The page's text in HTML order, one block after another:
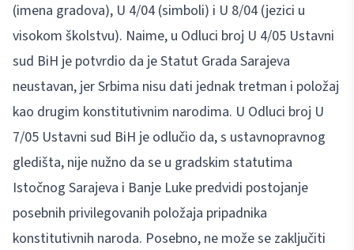
(imena gradova), U 4/04 (simboli) i U 8/04 (jezici u
visokom školstvu). Naime, u Odluci broj U 4/05 Ustavni
sud BiH je potvrdio da je Statut Grada Sarajeva
neustavan, jer Srbima nisu dati jednak tretman i položaj
kao drugim konstitutivnim narodima. U Odluci broj U
7/05 Ustavni sud BiH je odlučio da, s ustavnopravnog
gledišta, nije nužno da se u gradskim statutima
Istočnog Sarajeva i Banje Luke predvidi postojanje
posebnih privilegovanih položaja pripadnika
konstitutivnih naroda. Posebno, ne može se zaključiti